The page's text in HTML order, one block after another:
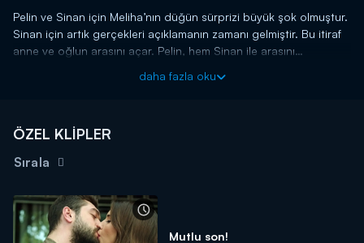
Pelin ve Sinan için Meliha’nın düğün sürprizi büyük şok olmuştur.
Sinan için artık gerçekleri açıklamanın zamanı gelmiştir. Bu itiraf
anne ve oğlun arasını açar. Pelin, hem Sinan ile arasını
uğraşırken, onu büyük bir sürpriz beklemektedir. Tatlı İntikam 19.
daha fazla oku
ÖZEL KLİPLER
Sırala
Mutlu son!